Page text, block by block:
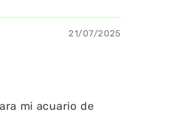
21/07/2025
mi acuario de